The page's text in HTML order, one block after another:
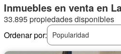
Inmuebles en venta en
33.895 propiedades disponibles
Ordenar por:
Popularidad